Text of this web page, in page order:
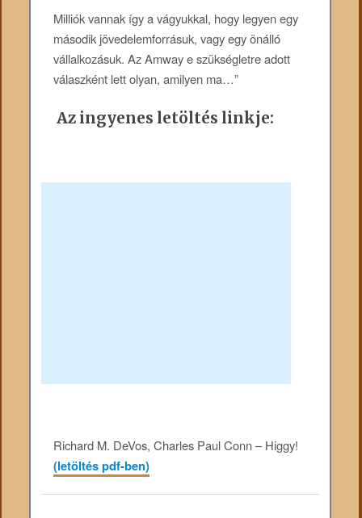
Milliók vannak így a vágyukkal, hogy legyen egy
második jövedelemforrásuk, vagy egy önálló
vállalkozásuk. Az Amway e szükségletre adott
válaszként lett olyan, amilyen ma…”
Az ingyenes letöltés linkje:
Richard M. DeVos, Charles Paul Conn – Higgy!
(letöltés pdf-ben)